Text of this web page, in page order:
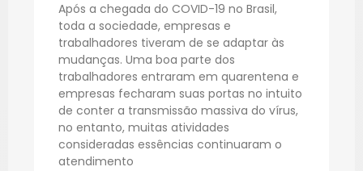
Após a chegada do COVID-19 no Brasil,
toda a sociedade, empresas e
trabalhadores tiveram de se adaptar às
mudanças. Uma boa parte dos
trabalhadores entraram em quarentena e
empresas fecharam suas portas no intuito
de conter a transmissão massiva do vírus,
no entanto, muitas atividades
consideradas essências continuaram o
atendimento